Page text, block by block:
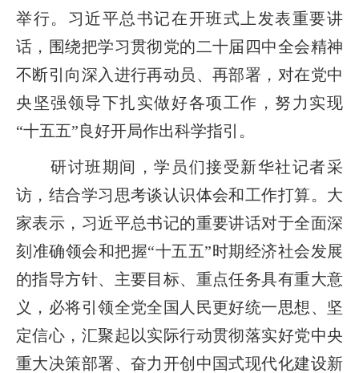
举行。习近平总书记在开班式上发表重要讲
话，围绕把学习贯彻党的二十届四中全会精神
不断引向深入进行再动员、再部署，对在党中
央坚强领导下扎实做好各项工作，努力实现
“十五五”良好开局作出科学指引。
研讨班期间，学员们接受新华社记者采
访，结合学习思考谈认识体会和工作打算。大
家表示，习近平总书记的重要讲话对于全面深
刻准确领会和把握“十五五”时期经济社会发展
的指导方针、主要目标、重点任务具有重大意
义，必将引领全党全国人民更好统一思想、坚
定信心，汇聚起以实际行动贯彻落实好党中央
重大决策部署、奋力开创中国式现代化建设新